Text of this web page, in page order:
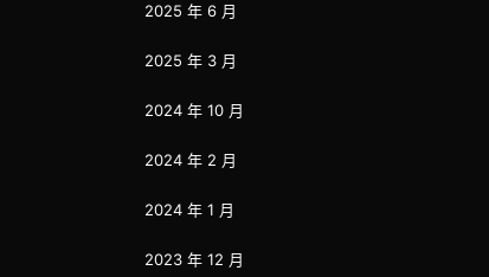
2025 年 6 月
2025 年 3 月
2024 年 10 月
2024 年 2 月
2024 年 1 月
2023 年 12 月